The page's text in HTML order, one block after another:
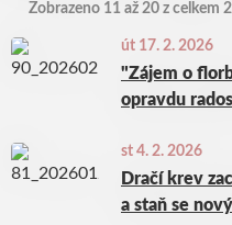
Zobrazeno 11 až 20 z celkem
út 17. 2. 2026
"Zájem o
opravdu
st 4. 2. 2026
Dračí krev
a staň se